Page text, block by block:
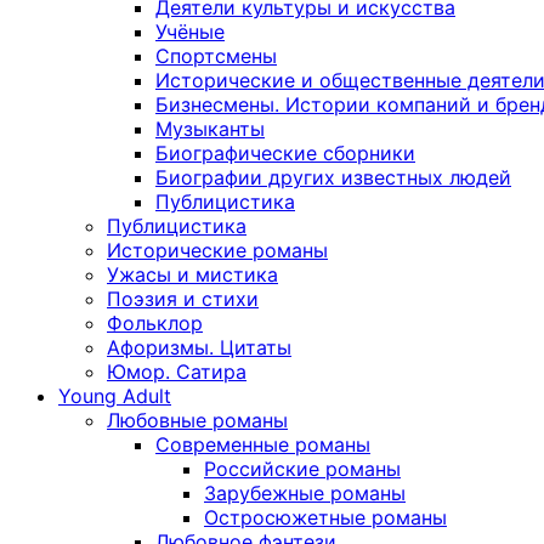
Деятели культуры и искусства
Учёные
Спортсмены
Исторические и общественные деятели
Бизнесмены. Истории компаний и
Музыканты
Биографические сборники
Биографии других известных людей
Публицистика
Публицистика
Исторические романы
Ужасы и мистика
Поэзия и стихи
Фольклор
Афоризмы. Цитаты
Юмор. Сатира
Young Adult
Любовные романы
Современные романы
Российские романы
Зарубежные романы
Остросюжетные романы